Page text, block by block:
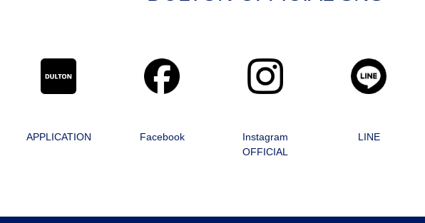
APPLICATION Facebook
Instagram
OFFICIAL
LINE